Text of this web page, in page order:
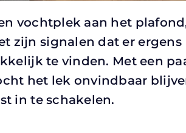
vochtplek aan het
zijn signalen dat er ergens
te vinden. Met een
het lek onvindbaar
in te schakelen.